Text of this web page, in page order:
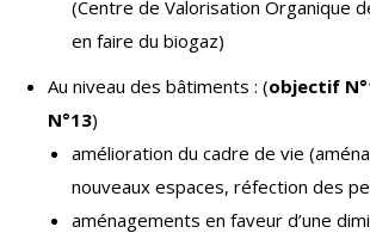
(Centre de Valorisation Organique
en faire du biogaz)
Au niveau des bâtiments : (objectif
N°13)
amélioration du cadre de vie
nouveaux espaces, réfection des
aménagements en faveur d’une